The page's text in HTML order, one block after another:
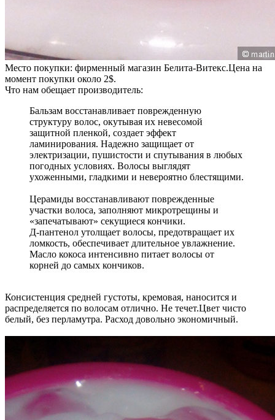
Место покупки: фирменный магазин Белита-Витекс.Цена на
момент покупки около 2$.
Что нам обещает производитель:
Бальзам восстанавливает поврежденную
структуру волос, окутывая их невесомой
защитной пленкой, создает эффект
ламинирования. Надежно защищает от
электризации, пушистости и спутывания в любых
погодных условиях. Волосы выглядят
ухоженными, гладкими и невероятно блестящими.
Церамиды восстанавливают поврежденные
участки волоса, заполняют микротрещины и
«запечатывают» секущиеся кончики.
Д-пантенол утолщает волосы, предотвращает их
ломкость, обеспечивает длительное увлажнение.
Масло кокоса интенсивно питает волосы от
корней до самых кончиков.
Консистенция средней густоты, кремовая, наносится и
распределяется по волосам отлично. Не течет.Цвет чисто
белый, без перламутра. Расход довольно экономичный.